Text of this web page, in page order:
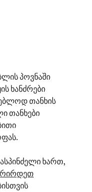
პოვნაში
ხანძრები
თანხის
თანხები
ხართ,